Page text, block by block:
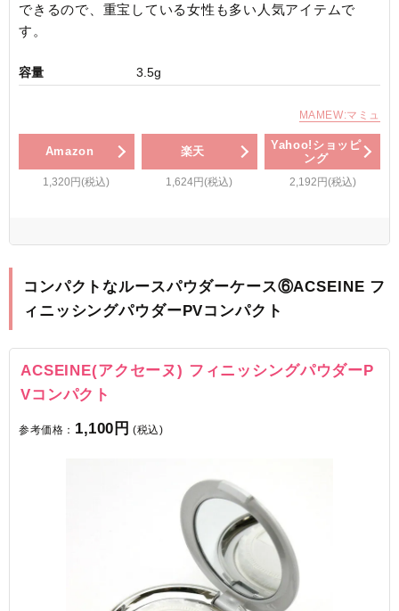
できるので、重宝している女性も多い人気アイテムで
す。
容量 3.5g
MAMEW:マミュ
Amazon
1,320円(税込)
楽天
1,624円(税込)
Yahoo!ショッピ
ング
2,192円(税込)
コンパクトなルースパウダーケース⑥ACSEINE フ
ィニッシングパウダーPVコンパクト
ACSEINE(アクセーヌ) フィニッシングパウダーP
Vコンパクト
参考価格： 1,100円 (税込)